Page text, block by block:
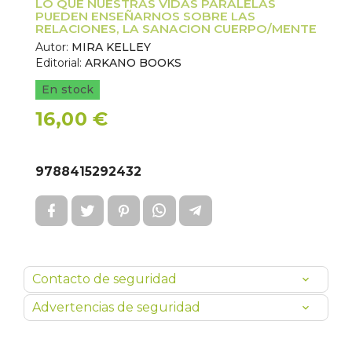
LO QUE NUESTRAS VIDAS PARALELAS
PUEDEN ENSEÑARNOS SOBRE LAS
RELACIONES, LA SANACION CUERPO/MENTE
Autor: MIRA KELLEY
Editorial: ARKANO BOOKS
En stock
16,00 €
9788415292432
Contacto de seguridad
Advertencias de seguridad